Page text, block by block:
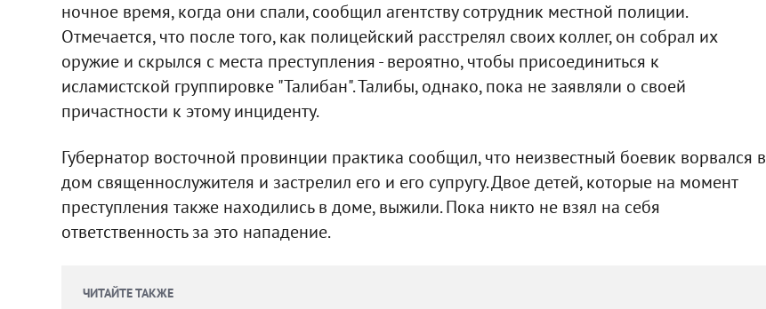
ночное время, когда они спали, сообщил агентству сотрудник местной полиции.
Отмечается, что после того, как полицейский расстрелял своих коллег, он собрал их
оружие и скрылся с места преступления - вероятно, чтобы присоединиться к
исламистской группировке "Талибан". Талибы, однако, пока не заявляли о своей
причастности к этому инциденту.
Губернатор восточной провинции практика сообщил, что неизвестный боевик ворвался в
дом священнослужителя и застрелил его и его супругу. Двое детей, которые на момент
преступления также находились в доме, выжили. Пока никто не взял на себя
ответственность за это нападение.
ЧИТАЙТЕ ТАКЖЕ